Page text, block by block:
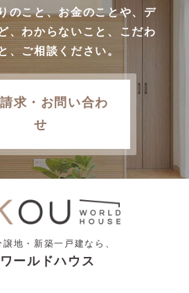
のこと、お金のことや、デ
、わからないこと、こだわ
、ご相談ください。
求・お問い合わ
せ
地・新築一戸建なら、
ールドハウス